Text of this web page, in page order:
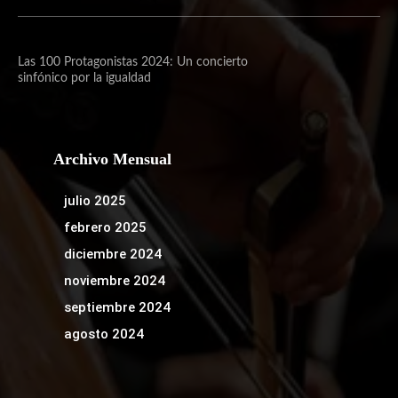
Las 100 Protagonistas 2024: Un concierto
sinfónico por la igualdad
Archivo Mensual
julio 2025
febrero 2025
diciembre 2024
noviembre 2024
septiembre 2024
agosto 2024